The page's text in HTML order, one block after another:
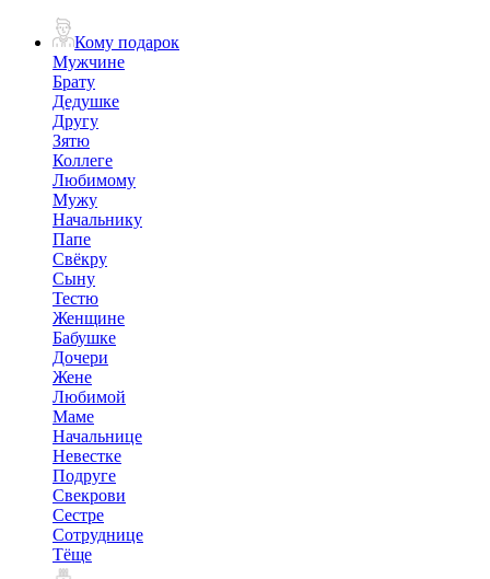
Кому подарок
Мужчине
Брату
Дедушке
Другу
Зятю
Коллеге
Любимому
Мужу
Начальнику
Папе
Свёкру
Сыну
Тестю
Женщине
Бабушке
Дочери
Жене
Любимой
Маме
Начальнице
Невестке
Подруге
Свекрови
Сестре
Сотруднице
Тёще